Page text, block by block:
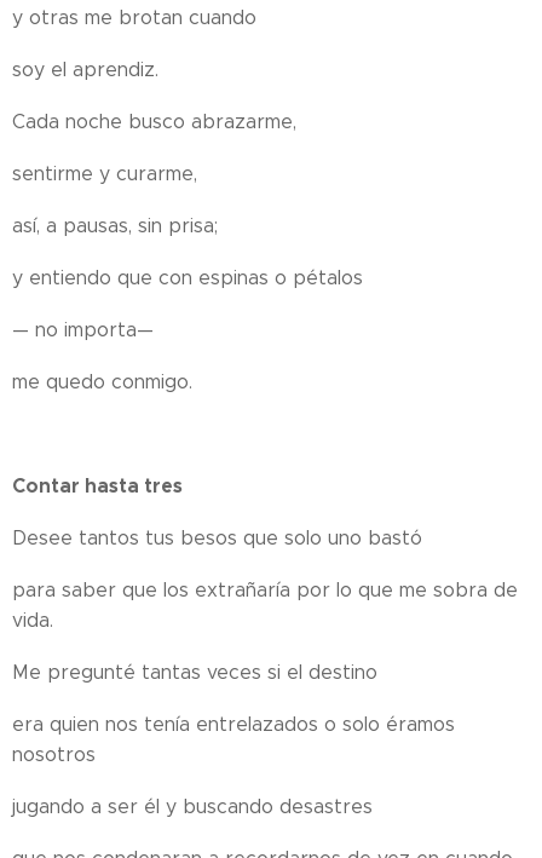
y otras me brotan cuando
soy el aprendiz.
Cada noche busco abrazarme,
sentirme y curarme,
así, a pausas, sin prisa;
y entiendo que con espinas o pétalos
— no importa—
me quedo conmigo.
Contar hasta tres
Desee tantos tus besos que solo uno bastó
para saber que los extrañaría por lo que me sobra de
vida.
Me pregunté tantas veces si el destino
era quien nos tenía entrelazados o solo éramos
nosotros
jugando a ser él y buscando desastres